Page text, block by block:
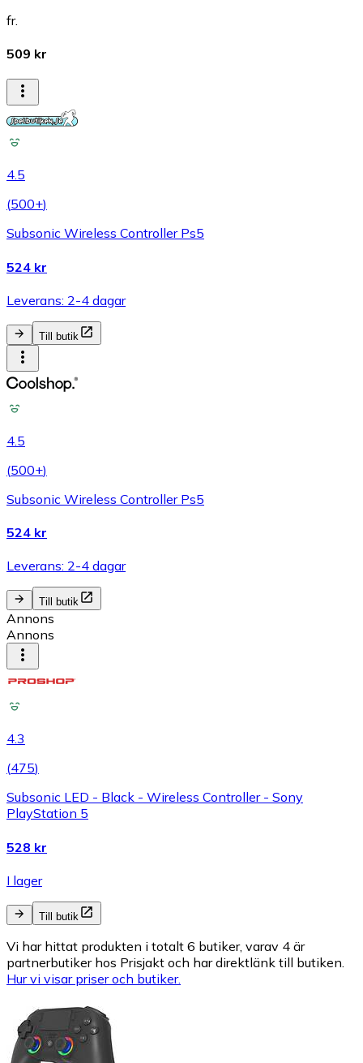
fr.
509 kr
4.5
(500+)
Subsonic Wireless Controller Ps5
524 kr
Leverans: 2-4 dagar
Till butik
4.5
(500+)
Subsonic Wireless Controller Ps5
524 kr
Leverans: 2-4 dagar
Till butik
Annons
Annons
4.3
(475)
Subsonic LED - Black - Wireless Controller - Sony
PlayStation 5
528 kr
I lager
Till butik
Vi har hittat produkten i totalt 6 butiker, varav 4 är
partnerbutiker hos Prisjakt och har direktlänk till butiken.
Hur vi visar priser och butiker.